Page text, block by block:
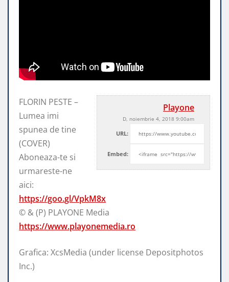
Playone
D, noiembrie 4, 2018 9:00am
URL:
Embed:
FLORIN PESTE –
Lumea imi
spunea de tine
(COVER)
Aboneaza-te si
urmareste-ne
aici:
https://goo.gl/VpkM8x
© & (P) PLAYONE Media
https://www.playonemedia.ro
Grafica: XcsMedia (under license Depositphotos
Inc.)